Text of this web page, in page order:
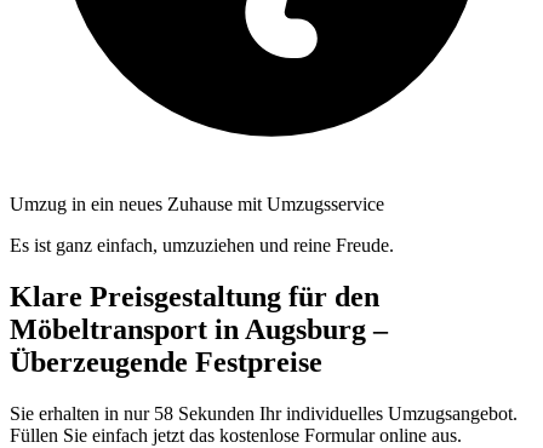
Umzug in ein neues Zuhause mit Umzugsservice
Es ist ganz einfach, umzuziehen und reine Freude.
Klare Preisgestaltung für den
Möbeltransport in Augsburg –
Überzeugende Festpreise
Sie erhalten in nur 58 Sekunden Ihr individuelles Umzugsangebot.
Füllen Sie einfach jetzt das kostenlose Formular online aus.